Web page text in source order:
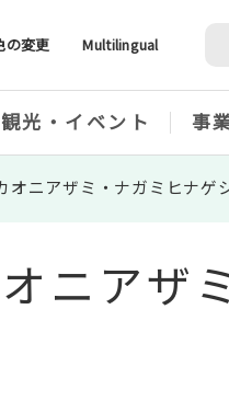
の変更 Multilingual
観光・イベント 事
ニアザミ・ナガミヒナゲシ
ニアザ